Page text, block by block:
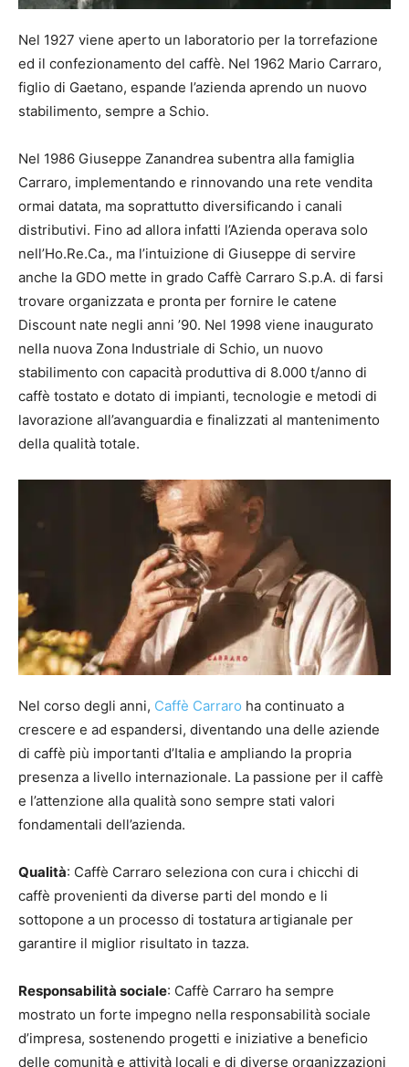
Nel 1927 viene aperto un laboratorio per la torrefazione
ed il confezionamento del caffè. Nel 1962 Mario Carraro,
figlio di Gaetano, espande l’azienda aprendo un nuovo
stabilimento, sempre a Schio.
Nel 1986 Giuseppe Zanandrea subentra alla famiglia
Carraro, implementando e rinnovando una rete vendita
ormai datata, ma soprattutto diversificando i canali
distributivi. Fino ad allora infatti l’Azienda operava solo
nell’Ho.Re.Ca., ma l’intuizione di Giuseppe di servire
anche la GDO mette in grado Caffè Carraro S.p.A. di farsi
trovare organizzata e pronta per fornire le catene
Discount nate negli anni ’90. Nel 1998 viene inaugurato
nella nuova Zona Industriale di Schio, un nuovo
stabilimento con capacità produttiva di 8.000 t/anno di
caffè tostato e dotato di impianti, tecnologie e metodi di
lavorazione all’avanguardia e finalizzati al mantenimento
della qualità totale.
Nel corso degli anni, Caffè Carraro ha continuato a
crescere e ad espandersi, diventando una delle aziende
di caffè più importanti d’Italia e ampliando la propria
presenza a livello internazionale. La passione per il caffè
e l’attenzione alla qualità sono sempre stati valori
fondamentali dell’azienda.
Qualità: Caffè Carraro seleziona con cura i chicchi di
caffè provenienti da diverse parti del mondo e li
sottopone a un processo di tostatura artigianale per
garantire il miglior risultato in tazza.
Responsabilità sociale: Caffè Carraro ha sempre
mostrato un forte impegno nella responsabilità sociale
d’impresa, sostenendo progetti e iniziative a beneficio
delle comunità e attività locali e di diverse organizzazioni